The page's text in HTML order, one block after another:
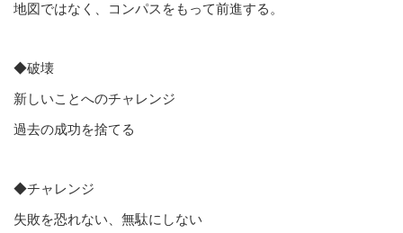
地図ではなく、コンパスをもって前進する。
◆破壊
新しいことへのチャレンジ
過去の成功を捨てる
◆チャレンジ
失敗を恐れない、無駄にしない